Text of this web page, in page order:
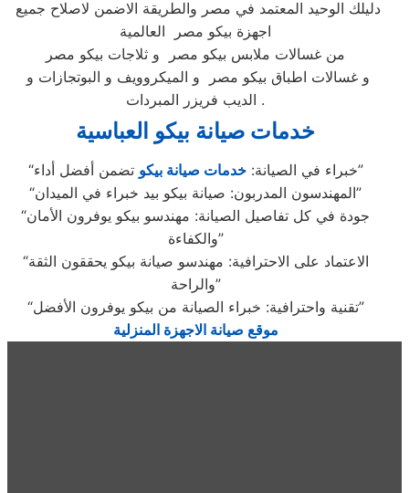
اجهزة بيكو مصر العالمية
من غسالات ملابس بيكو مصر و ثلاجات بيكو مصر
الديب فريزر المبردات .
خدمات صيانة بيكو العباسية
“خبراء في الصيانة:خدمات صيانة بيكو
تضمن أفضل أداء”
“المهندسون المدربون: صيانة بيكو بيد خبراء في الميدان”
“جودة في كل تفاصيل الصيانة: مهندسو بيكو يوفرون الأمان
والكفاءة”
“الاعتماد على الاحترافية: مهندسو صيانة بيكو يحققون الثقة
والراحة”
“تقنية واحترافية: خبراء الصيانة من بيكو يوفرون الأفضل”
موقع صيانة الاجهزة المنزلية